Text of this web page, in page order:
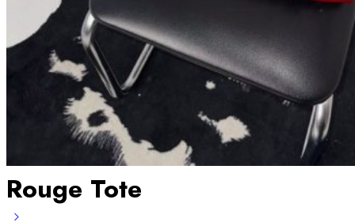
Rouge Tote